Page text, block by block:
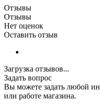
Отзывы
Отзывы
Нет оценок
Оставить отзыв
Загрузка отзывов...
Задать вопрос
Вы можете задать любой
или работе магазина.